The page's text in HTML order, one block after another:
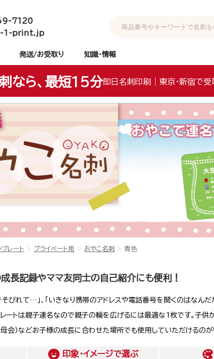
7120
1-print.jp
発送/お受取り 知識・情報
なら、最短15分即日名刺印刷｜東京・新宿で受
レート プライベート用 おやこ名刺 青色
長記録やママ友同士の自己紹介にも便利！
びれて…」、「いきなり携帯のアドレスや電話番号を聞くのはなん
ートは親子連名なので親子の輪を広げるには最適な1枚です。子
会）などお子様の成長に合わせた場所でも使用していただけるのが
印象・イメージで選ぶ